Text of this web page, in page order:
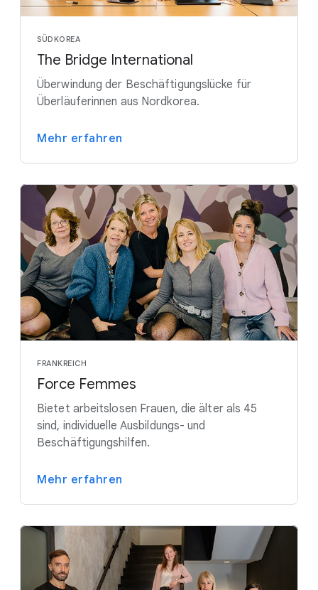
SÜDKOREA
The Bridge International
Überwindung der Beschäftigungslücke für
Überläuferinnen aus Nordkorea.
Mehr erfahren
FRANKREICH
Force Femmes
Bietet arbeitslosen Frauen, die älter als 45
sind, individuelle Ausbildungs- und
Beschäftigungshilfen.
Mehr erfahren